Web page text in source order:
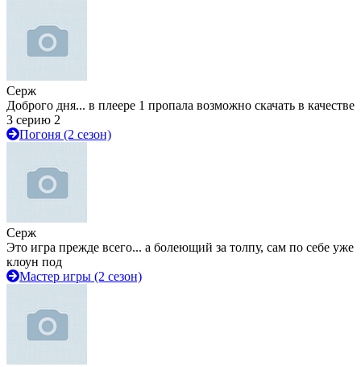
Серж
Доброго дня... в плеере 1 пропала возможно скачать в качестве
3 серию 2
Погоня (2 сезон)
Серж
Это игра прежде всего... а болеющий за толпу, сам по себе уже
клоун под
Мастер игры (2 сезон)